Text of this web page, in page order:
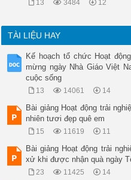
13 3484 12
TÀI LIỆU HAY
Kế hoạch tổ chức Hoạt
mừng ngày Nhà Giáo Việt
cuộc sống
13 14061 14
Bài giảng Hoạt động trải
nhiên tươi đẹp quê em
15 11619 11
Bài giảng Hoạt động trải
xử khi được nhận quà ngày
23 11425 14